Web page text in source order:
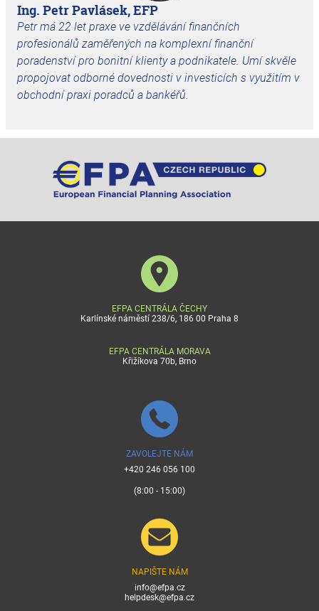
Ing. Petr Pavlásek, EFP
Petr má 22 let praxe ve vzdělávání finančních
profesionálů zaměřených na komplexní finanční
poradenství pro bonitní klienty a podnikatele. Umí skvěle
propojovat odborné dovednosti v investicích s využitím v
obchodní praxi poradců a bankéřů.
EFPA CENTRÁLA ČECHY
Karlínské náměstí 238/6, 186 00 Praha 8
EFPA CENTRÁLA MORAVA
Křižíkova 70b, Brno
ZAVOLEJTE NÁM
+420 246 056 100
(8:00 - 15:00)
NAPIŠTE NÁM
info@efpa.cz
helpdesk@efpa.cz